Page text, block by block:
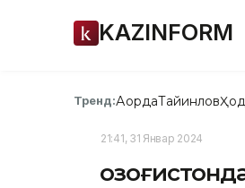
KAZINFORM
Тренд:АқордаТайинлов
21:41, 31 Январ 2024